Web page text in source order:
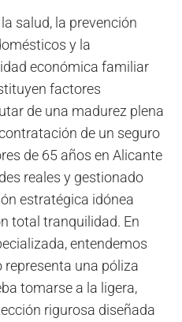
salud, la prevención
y la
económica familiar
factores
de una madurez plena
de un seguro
de 65 años en Alicante
reales y gestionado
estratégica idónea
total tranquilidad. En
entendemos
representa una póliza
tomarse a la ligera,
rigurosa diseñada